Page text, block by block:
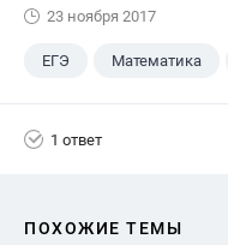
23 ноября 2017
ЕГЭ Математика
1 ответ
ПОХОЖИЕ ТЕМЫ